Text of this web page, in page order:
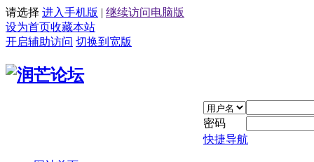
请选择 进入手机版 | 继续访问电脑版
设为首页收藏本站
开启辅助访问 切换到宽版
密码
快捷导航